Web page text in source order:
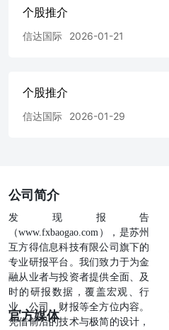
个股推介
信达国际 2026-01-21
个股推介
信达国际 2026-01-29
公司简介
发现报告
（www.fxbaogao.com），是苏州
互方得信息科技有限公司旗下的
专业研报平台。我们致力于为金
融从业者与投资者提供全面、及
时的研报数据，覆盖宏观、行
业、公司、财报等全方位内容。
凭借前沿的技术与极简的设计，
官方媒体